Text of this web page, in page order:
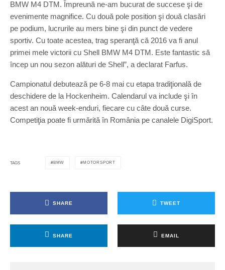
BMW M4 DTM. Împreună ne-am bucurat de succese şi de
evenimente magnifice. Cu două pole position şi două clasări
pe podium, lucrurile au mers bine şi din punct de vedere
sportiv. Cu toate acestea, trag speranţă că 2016 va fi anul
primei mele victorii cu Shell BMW M4 DTM. Este fantastic să
încep un nou sezon alături de Shell”, a declarat Farfus.
Campionatul debutează pe 6-8 mai cu etapa tradiţională de
deschidere de la Hockenheim. Calendarul va include şi în
acest an nouă week-enduri, fiecare cu câte două curse.
Competiţia poate fi urmărită în România pe canalele DigiSport.
TAGS BMW MOTORSPORT
SHARE TWEET
SHARE EMAIL